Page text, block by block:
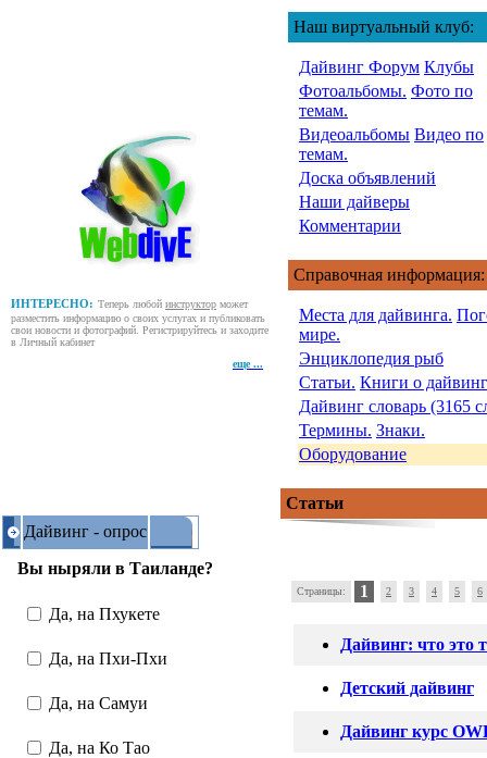
ИНТЕРЕСНО: Теперь любой инструктор может
разместить информацию о своих услугах и публиковать
свои новости и фотографий. Регистрируйтесь и заходите
в Личный кабинет
еще ...
Наш виртуальный клуб:
Дайвинг Форум Клубы
Фотоальбомы. Фото по
темам.
Видеоальбомы Видео по
темам.
Доска объявлений
Наши дайверы
Комментарии
Справочная информация:
Места для дайвинга.
мире.
Энциклопедия рыб
Статьи. Книги о
Дайвинг словарь (3165
Термины. Знаки.
Оборудование
Дайвинг - опрос
Вы ныряли в Таиланде?
Да, на Пхукете
Да, на Пхи-Пхи
Да, на Самуи
Да, на Ко Тао
Статьи
Страницы: 1 2 3 4 5 6
Дайвинг: что это
Детский дайвинг
Дайвинг курс